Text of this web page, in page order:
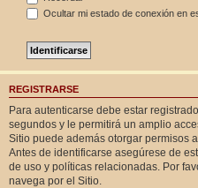
Ocultar mi estado de conexión en
REGISTRARSE
Para autenticarse debe estar
segundos y le permitirá un amplio
Sitio puede además otorgar permisos
Antes de identificarse asegúrese de
de uso y políticas relacionadas. Por
navega por el Sitio.